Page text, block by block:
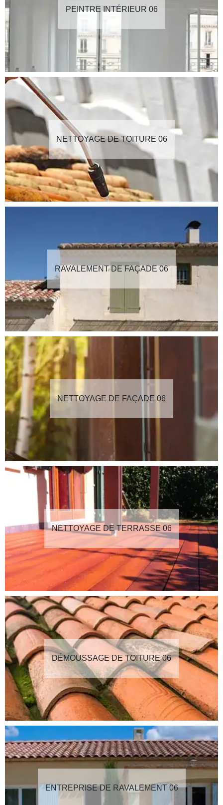
PEINTRE INTÉRIEUR 06
NETTOYAGE DE TOITURE 06
RAVALEMENT DE FAÇADE 06
NETTOYAGE DE FAÇADE 06
NETTOYAGE DE TERRASSE 06
DÉMOUSSAGE DE TOITURE 06
ENTREPRISE DE RAVALEMENT 06